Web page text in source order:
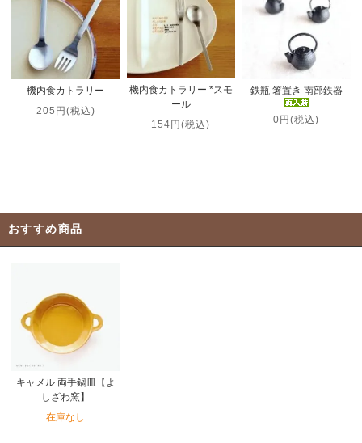
機内食カトラリー
205円(税込)
機内食カトラリー *スモ
ール
154円(税込)
鉄瓶 箸置き 南部鉄器
0円(税込)
おすすめ商品
キャメル 両手鍋皿【よ
しざわ窯】
在庫なし